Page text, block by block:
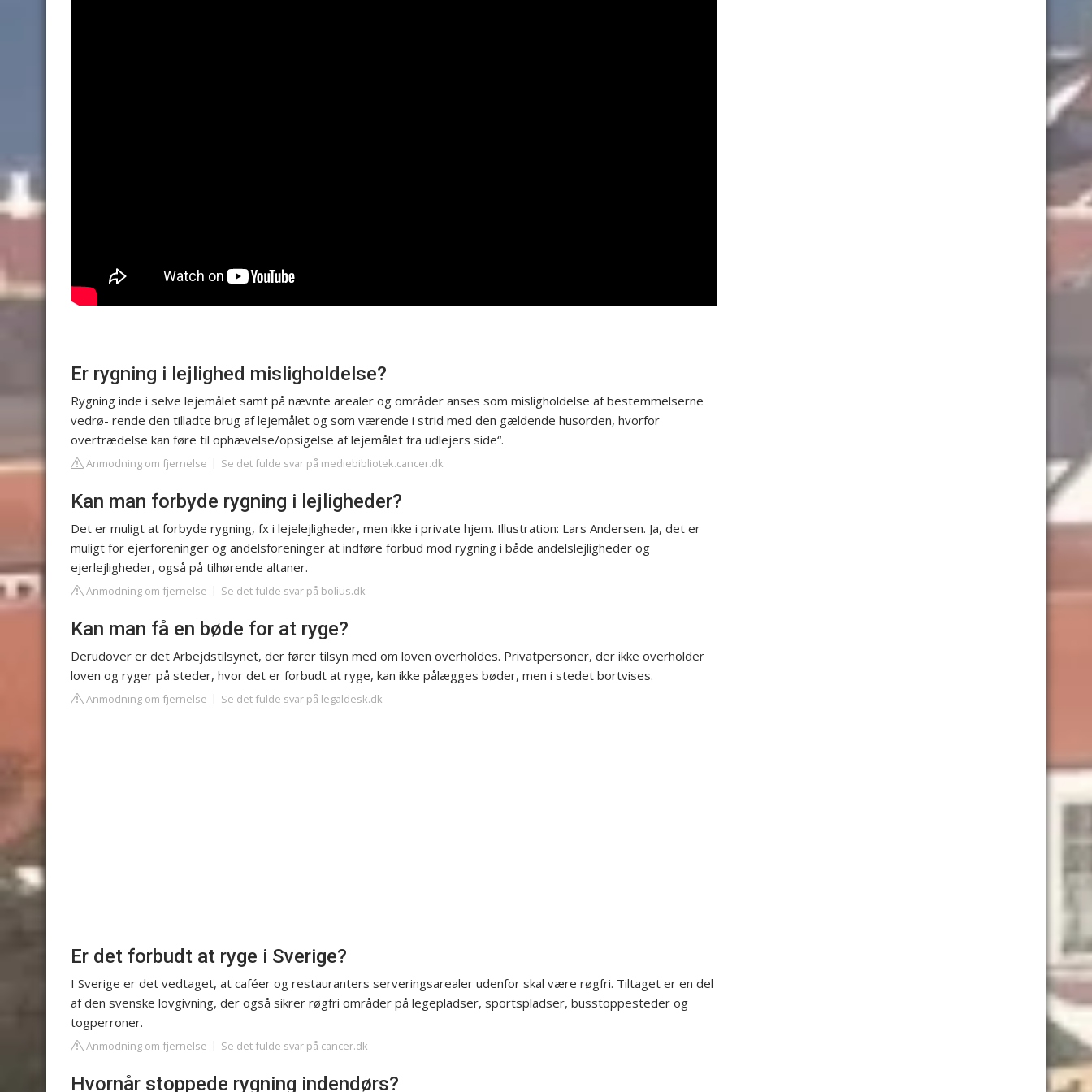
Er rygning i lejlighed misligholdelse?
Rygning inde i selve lejemålet samt på nævnte arealer og områder anses som misligholdelse af bestemmelserne
vedrø- rende den tilladte brug af lejemålet og som værende i strid med den gældende husorden, hvorfor
overtrædelse kan føre til ophævelse/opsigelse af lejemålet fra udlejers side“.
Anmodning om fjernelse Se det fulde svar på mediebibliotek.cancer.dk
Kan man forbyde rygning i lejligheder?
Det er muligt at forbyde rygning, fx i lejelejligheder, men ikke i private hjem. Illustration: Lars Andersen. Ja, det er
muligt for ejerforeninger og andelsforeninger at indføre forbud mod rygning i både andelslejligheder og
ejerlejligheder, også på tilhørende altaner.
Anmodning om fjernelse Se det fulde svar på bolius.dk
Kan man få en bøde for at ryge?
Derudover er det Arbejdstilsynet, der fører tilsyn med om loven overholdes. Privatpersoner, der ikke overholder
loven og ryger på steder, hvor det er forbudt at ryge, kan ikke pålægges bøder, men i stedet bortvises.
Anmodning om fjernelse Se det fulde svar på legaldesk.dk
Er det forbudt at ryge i Sverige?
I Sverige er det vedtaget, at caféer og restauranters serveringsarealer udenfor skal være røgfri. Tiltaget er en del
af den svenske lovgivning, der også sikrer røgfri områder på legepladser, sportspladser, busstoppesteder og
togperroner.
Anmodning om fjernelse Se det fulde svar på cancer.dk
Hvornår stoppede rygning indendørs?